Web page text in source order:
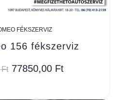
FÉKSZERVIZ
156 fékszerviz
Ft 77850,00 Ft